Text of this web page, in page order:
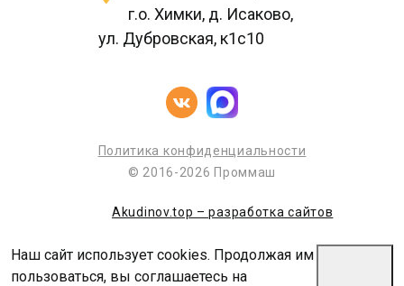
г.о. Химки, д. Исаково,
ул. Дубровская, к1с10
Политика конфиденциальности
© 2016-2026 Проммаш
Akudinov.top – разработка сайтов
Наш сайт использует cookies. Продолжая им
пользоваться, вы соглашаетесь на